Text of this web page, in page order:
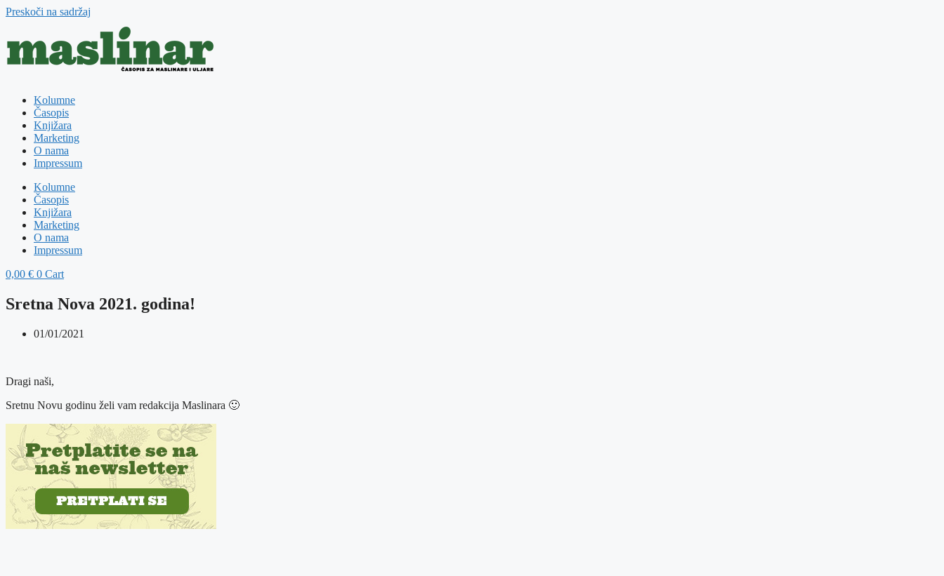
Preskoči na sadržaj
Kolumne
Časopis
Knjižara
Marketing
O nama
Impressum
Kolumne
Časopis
Knjižara
Marketing
O nama
Impressum
0,00 € 0 Cart
Sretna Nova 2021. godina!
01/01/2021
Dragi naši,
Sretnu Novu godinu želi vam redakcija Maslinara 🙂